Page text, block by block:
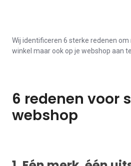
Wij identificeren 6 sterke redenen om
winkel maar ook op je webshop aan
6 redenen voor
webshop